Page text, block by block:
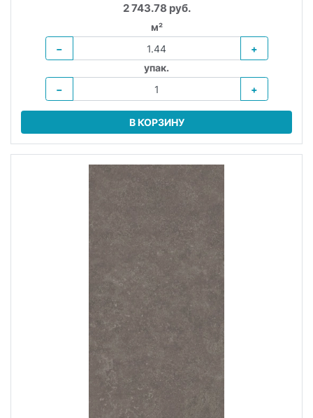
2 743.78 руб.
м²
−
+
упак.
−
+
В КОРЗИНУ